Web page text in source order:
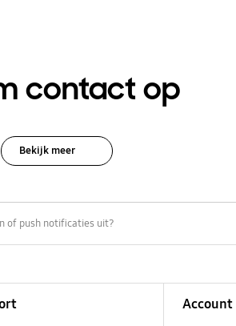
contact op
Bekijk meer
of push notificaties uit?
Account